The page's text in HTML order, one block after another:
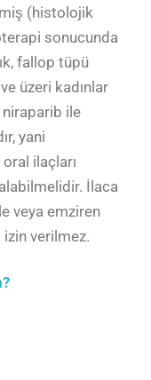
(histolojik
sonucunda
fallop tüpü
üzeri kadınlar
niraparib ile
yani
ilaçları
İlaca
veya emziren
izin verilmez.